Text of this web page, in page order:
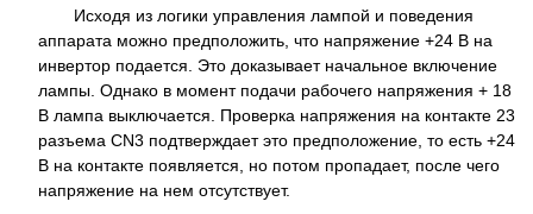
Исходя из логики управления лампой и поведения
аппарата можно предположить, что напряжение +24 В на
инвертор подается. Это доказывает начальное включение
лампы. Однако в момент подачи рабочего напряжения + 18
В лампа выключается. Проверка напряжения на контакте 23
разъема CN3 подтверждает это предположение, то есть +24
В на контакте появляется, но потом пропадает, после чего
напряжение на нем отсутствует.